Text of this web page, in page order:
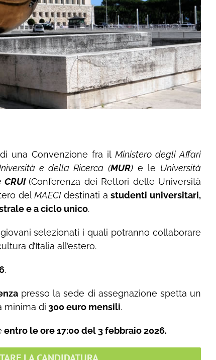
una Convenzione fra il Ministero degli Affari
e della Ricerca (MUR)e le Università
CRUI(Conferenza dei Rettori delle Università
delMAECIdestinati astudenti universitari,
e a ciclo unico.
selezionati i quali potranno collaborare
d’Italia all’estero.
.
presso la sede di assegnazione spetta un
minima di 300 euro mensili.
entro le ore 17:00 del 3 febbraio 2026.